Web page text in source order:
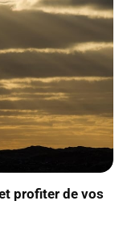
profiter de vos